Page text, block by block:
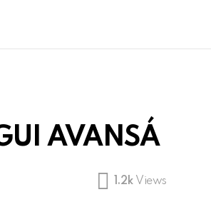
AVANSÁ
1.2k Views